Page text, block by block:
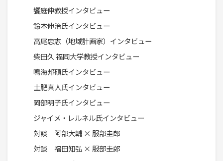
饗庭伸教授インタビュー
鈴木伸治氏インタビュー
高尾忠志（地域計画家）インタビュー
柴田久 福岡大学教授インタビュー
鳴海邦碩氏インタビュー
土肥真人氏インタビュー
岡部明子氏インタビュー
ジャイメ・レルネル氏インタビュー
対談 阿部大輔 × 服部圭郎
対談 福田知弘 × 服部圭郎